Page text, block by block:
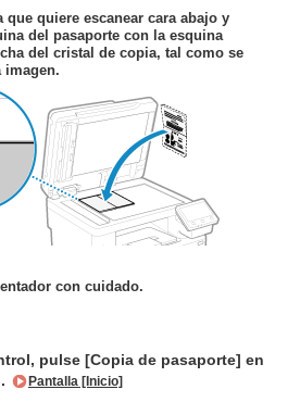
que quiere escanear cara abajo y
del pasaporte con la esquina
del cristal de copia, tal como se
imagen.
con cuidado.
pulse [Copia de pasaporte] en
Pantalla [Inicio]